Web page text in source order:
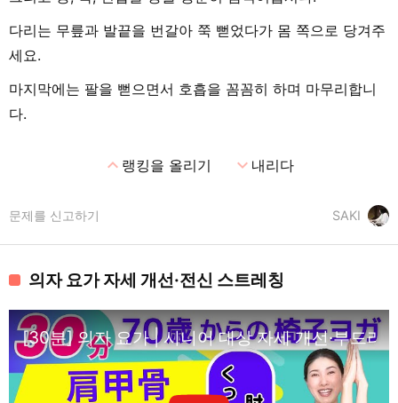
다리는 무릎과 발끝을 번갈아 쭉 뻗었다가 몸 쪽으로 당겨주
세요.
마지막에는 팔을 뻗으면서 호흡을 꼼꼼히 하며 마무리합니
다.
expand_less랭킹을 올리기 expand_more내리다
SAKI
문제를 신고하기
의자 요가 자세 개선·전신 스트레칭
[30분] 의자 요가 | 시니어 대상 자세 개선·부드러